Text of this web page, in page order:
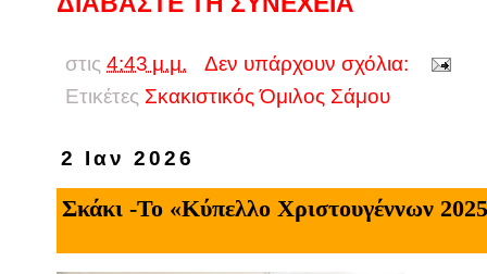
στις 4:43 μ.μ.
Δεν υπάρχουν σχόλια:
Ετικέτες Σκακιστικός Όμιλος Σάμου
2 Ιαν 2026
Σκάκι -Το «Κύπελλο Χριστουγέννων